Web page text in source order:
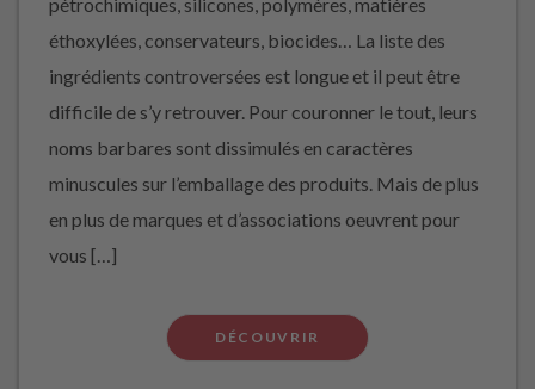
éthoxylées, conservateurs, biocides… La liste des
ingrédients controversées est longue et il peut être
difficile de s’y retrouver. Pour couronner le tout, leurs
noms barbares sont dissimulés en caractères
minuscules sur l’emballage des produits. Mais de plus
en plus de marques et d’associations oeuvrent pour
vous […]
DÉCOUVRIR